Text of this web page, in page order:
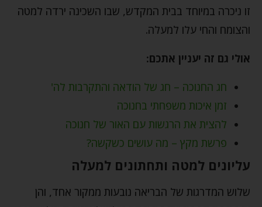
זו ניכרה במיוחד בבית המקדש, שבו השכינה ירדה למטה
והצומח והחי עלו למעלה.
אולי גם זה יעניין אתכם:
חג החנוכה – חג של הודאה והתקרבות לה'
זמן איכות משפחתי בחנוכה
להצית את הרגשות עם האור של חנוכה
פרשת מקץ – מה עושים כשקשה?
עליונים למטה ותחתונים למעלה
שלוש המדרגות של הבריאה נובעות ממקור אחד, והן